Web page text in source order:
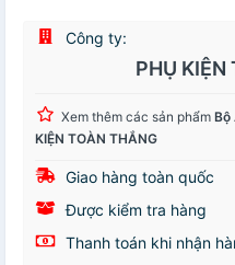
Công ty:
PHỤ KIỆN
Xem thêm các sản phẩm Bộ
KIỆN TOÀN THẮNG
Giao hàng toàn quốc
Được kiểm tra hàng
Thanh toán khi nhận